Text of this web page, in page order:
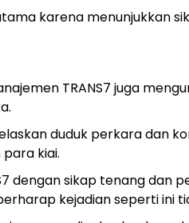
karena menunjukkan
TRANS7 juga
duduk perkara dan
kiai.
dengan sikap tenang
kejadian seperti ini